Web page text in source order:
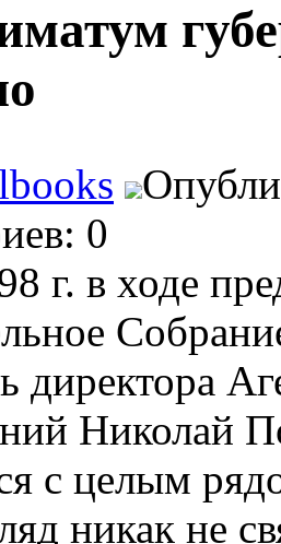
0
г. в ходе
директора
Николай
с целым
никак не